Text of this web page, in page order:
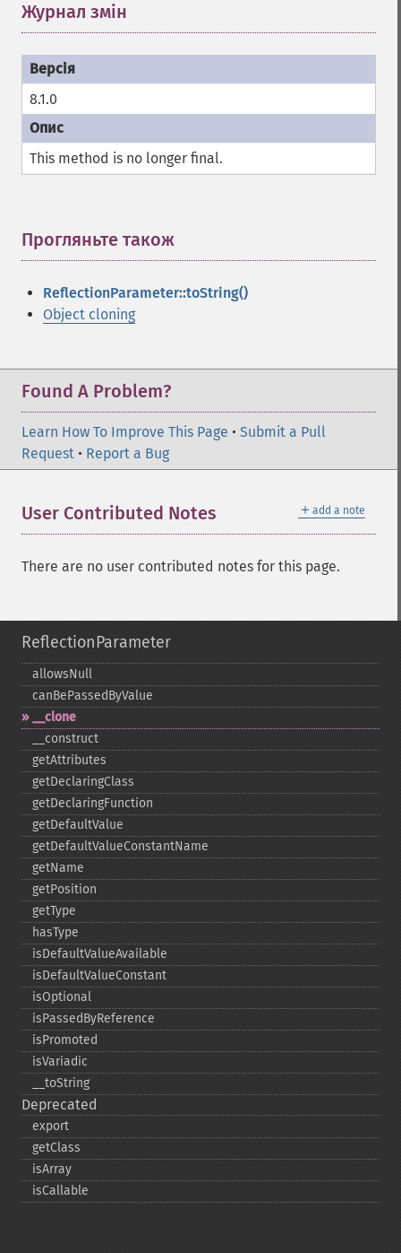
Журнал змін
8.1.0
This method is no longer final.
Прогляньте також
ReflectionParameter::toString()
Object cloning
Found A Problem?
Learn How To Improve This Page • Submit a Pull
Request • Report a Bug
＋ add a note
User Contributed Notes
There are no user contributed notes for this page.
ReflectionParameter
allowsNull
canBePassedByValue
_​_​clone
_​_​construct
getAttributes
getDeclaringClass
getDeclaringFunction
getDefaultValue
getDefaultValueConstantName
getName
getPosition
getType
hasType
isDefaultValueAvailable
isDefaultValueConstant
isOptional
isPassedByReference
isPromoted
isVariadic
_​_​toString
Deprecated
export
getClass
isArray
isCallable